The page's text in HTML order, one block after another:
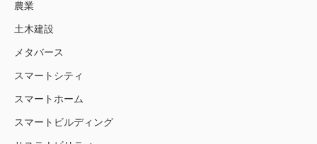
農業
土木建設
メタバース
スマートシティ
スマートホーム
スマートビルディング